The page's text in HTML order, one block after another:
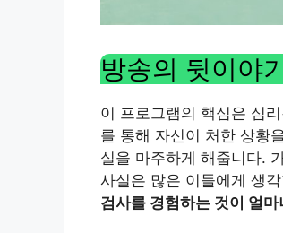
방송의 뒷이야
이 프로그램의 핵심은 심
를 통해 자신이 처한 상황
실을 마주하게 해줍니다.
사실은 많은 이들에게 생
검사를 경험하는 것이 얼